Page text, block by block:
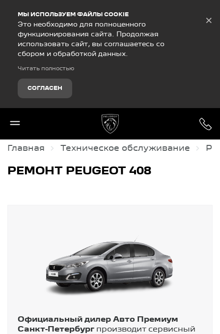
МЫ ИСПОЛЬЗУЕМ ФАЙЛЫ COOKIE
Это необходимо для полноценного
функционирования сайта. Продолжая
использовать сайт, вы соглашаетесь со
сбором и обработкой данных.
Читать полностью
СОГЛАСЕН
×
Главная Техническое обслуживание
РЕМОНТ PEUGEOT 408
Официальный дилер Авто Премиум
Санкт-Петербург производит сервисный